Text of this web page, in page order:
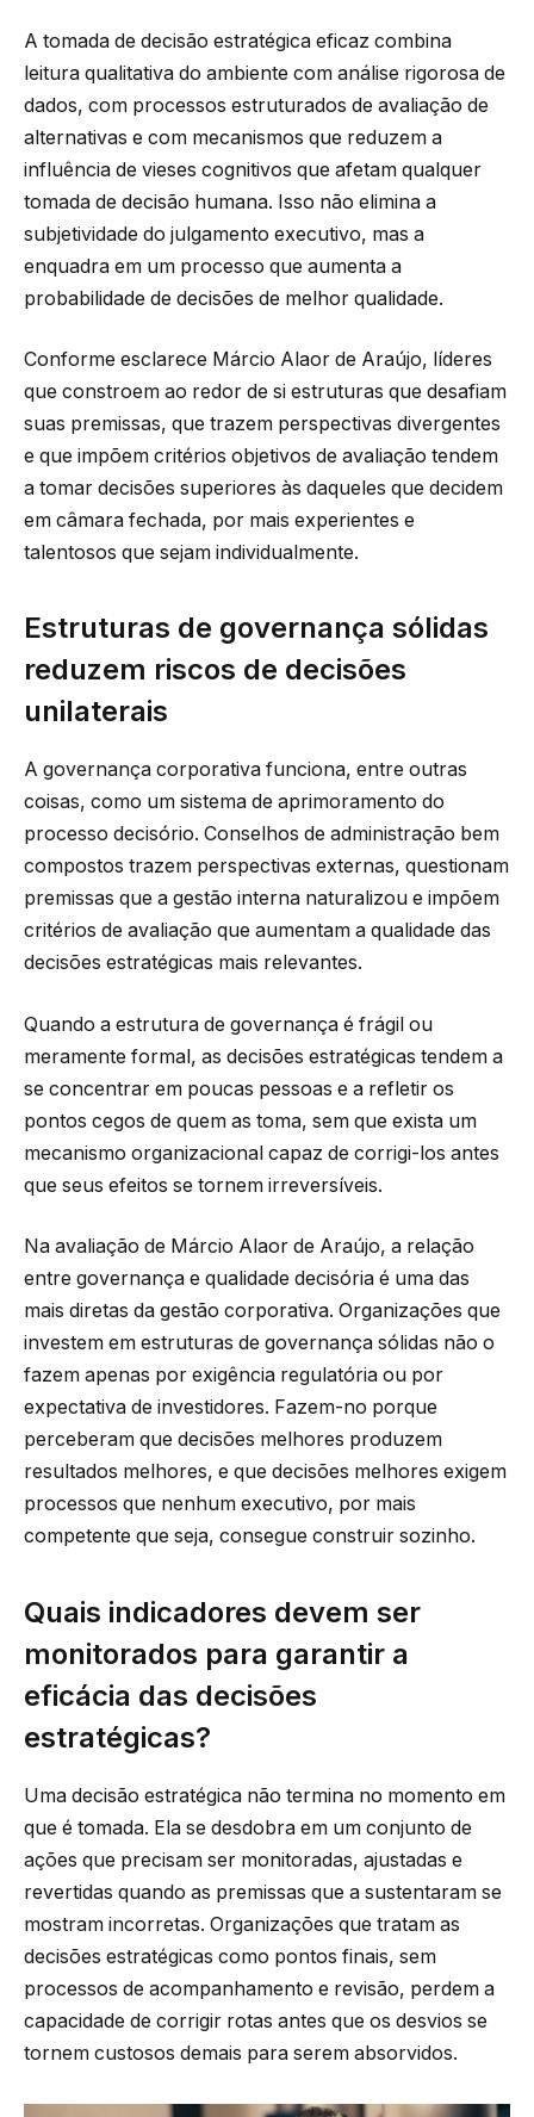
A tomada de decisão estratégica eficaz combina
leitura qualitativa do ambiente com análise rigorosa de
dados, com processos estruturados de avaliação de
alternativas e com mecanismos que reduzem a
influência de vieses cognitivos que afetam qualquer
tomada de decisão humana. Isso não elimina a
subjetividade do julgamento executivo, mas a
enquadra em um processo que aumenta a
probabilidade de decisões de melhor qualidade.
Conforme esclarece Márcio Alaor de Araújo, líderes
que constroem ao redor de si estruturas que desafiam
suas premissas, que trazem perspectivas divergentes
e que impõem critérios objetivos de avaliação tendem
a tomar decisões superiores às daqueles que decidem
em câmara fechada, por mais experientes e
talentosos que sejam individualmente.
Estruturas de governança sólidas
reduzem riscos de decisões
unilaterais
A governança corporativa funciona, entre outras
coisas, como um sistema de aprimoramento do
processo decisório. Conselhos de administração bem
compostos trazem perspectivas externas, questionam
premissas que a gestão interna naturalizou e impõem
critérios de avaliação que aumentam a qualidade das
decisões estratégicas mais relevantes.
Quando a estrutura de governança é frágil ou
meramente formal, as decisões estratégicas tendem a
se concentrar em poucas pessoas e a refletir os
pontos cegos de quem as toma, sem que exista um
mecanismo organizacional capaz de corrigi-los antes
que seus efeitos se tornem irreversíveis.
Na avaliação de Márcio Alaor de Araújo, a relação
entre governança e qualidade decisória é uma das
mais diretas da gestão corporativa. Organizações que
investem em estruturas de governança sólidas não o
fazem apenas por exigência regulatória ou por
expectativa de investidores. Fazem-no porque
perceberam que decisões melhores produzem
resultados melhores, e que decisões melhores exigem
processos que nenhum executivo, por mais
competente que seja, consegue construir sozinho.
Quais indicadores devem ser
monitorados para garantir a
eficácia das decisões
estratégicas?
Uma decisão estratégica não termina no momento em
que é tomada. Ela se desdobra em um conjunto de
ações que precisam ser monitoradas, ajustadas e
revertidas quando as premissas que a sustentaram se
mostram incorretas. Organizações que tratam as
decisões estratégicas como pontos finais, sem
processos de acompanhamento e revisão, perdem a
capacidade de corrigir rotas antes que os desvios se
tornem custosos demais para serem absorvidos.